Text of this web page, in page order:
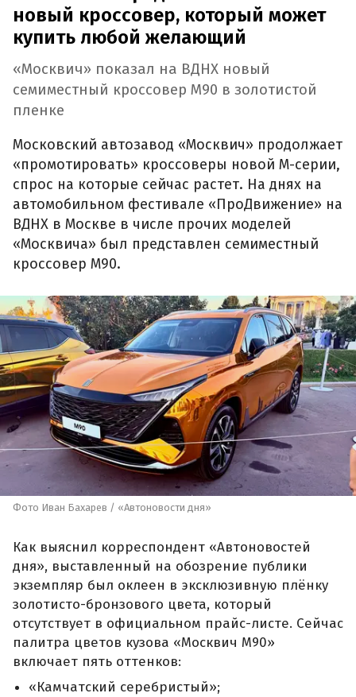
новый кроссовер, который может
купить любой желающий
«Москвич» показал на ВДНХ новый
семиместный кроссовер М90 в золотистой
пленке
Московский автозавод «Москвич» продолжает
«промотировать» кроссоверы новой М-серии,
спрос на которые сейчас растет. На днях на
автомобильном фестивале «ПроДвижение» на
ВДНХ в Москве в числе прочих моделей
«Москвича» был представлен семиместный
кроссовер М90.
Фото Иван Бахарев / «Автоновости дня»
Как выяснил корреспондент «Автоновостей
дня», выставленный на обозрение публики
экземпляр был оклеен в эксклюзивную плёнку
золотисто-бронзового цвета, который
отсутствует в официальном прайс-листе. Сейчас
палитра цветов кузова «Москвич М90»
включает пять оттенков:
«Камчатский серебристый»;